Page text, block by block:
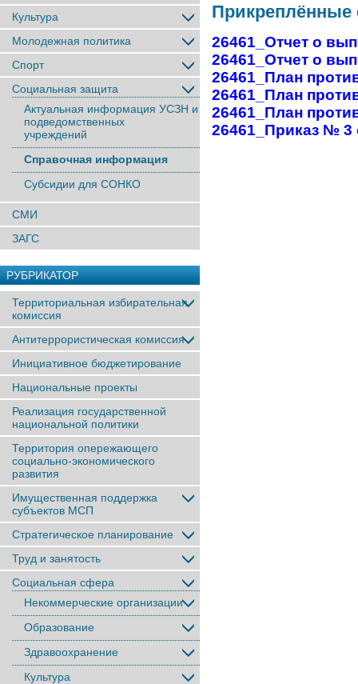
Культура
Молодежная политика
Спорт
Социальная защита
Актуальная информация УСЗН и
подведомственных
учреждений
Справочная информация
Субсидии для СОНКО
СМИ
ЗАГС
РУБРИКАТОР
Территориальная избирательная
комиссия
Антитеррористическая комиссия
Инициативное бюджетирование
Национальные проекты
Реализация государственной
национальной политики
Территория опережающего
социально-экономического
развития
Имущественная поддержка
субъектов МСП
Стратегическое планирование
Труд и занятость
Социальная сфера
Некоммерческие организации
Образование
Здравоохранение
Культура
26461_Отчет о
26461_Отчет о
26461_План
26461_План
26461_План
26461_Приказ № 3